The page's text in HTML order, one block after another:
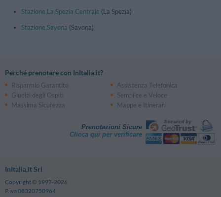
Stazione La Spezia Centrale (La Spezia)
Stazione Savona (Savona)
Perché prenotare con InItalia.it?
Risparmio Garantito
Assistenza Telefonica
Giudizi degli Ospiti
Semplice e Veloce
Massima Sicurezza
Mappe e Itinerari
Prenotazioni Sicure
Clicca qui per verificare
InItalia.it Srl
Copyright © 1997-2026
P.iva 08320750964